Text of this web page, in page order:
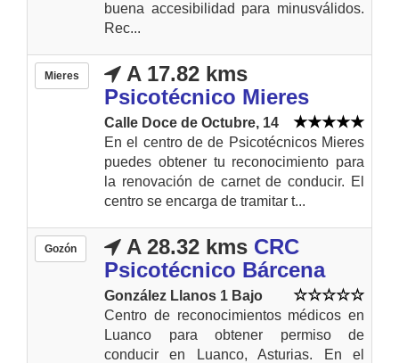
buena accesibilidad para minusválidos.
Rec...
Mieres
A 17.82 kms
Psicotécnico Mieres
Calle Doce de Octubre, 14
En el centro de de Psicotécnicos Mieres
puedes obtener tu reconocimiento para
la renovación de carnet de conducir. El
centro se encarga de tramitar t...
Gozón A 28.32 kms CRC
Psicotécnico Bárcena
González Llanos 1 Bajo
Centro de reconocimientos médicos en
Luanco para obtener permiso de
conducir en Luanco, Asturias. En el